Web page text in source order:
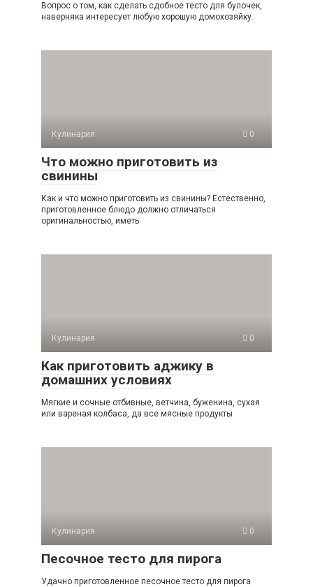
Вопрос о том, как сделать сдобное тесто для булочек,
наверняка интересует любую хорошую домохозяйку.
Кулинария 0
Что можно приготовить из
свинины
Как и что можно приготовить из свинины? Естественно,
приготовленное блюдо должно отличаться
оригинальностью, иметь
Кулинария 0
Как приготовить аджику в
домашних условиях
Мягкие и сочные отбивные, ветчина, буженина, сухая
или вареная колбаса, да все мясные продукты
Кулинария 0
Песочное тесто для пирога
Удачно приготовленное песочное тесто для пирога